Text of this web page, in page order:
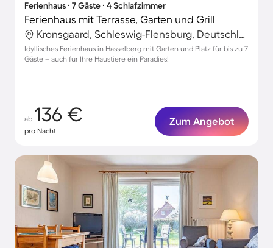
Ferienhaus ∙ 7 Gäste ∙ 4 Schlafzimmer
Ferienhaus mit Terrasse, Garten und Grill
Kronsgaard, Schleswig-Flensburg, Deutschland
Idyllisches Ferienhaus in Hasselberg mit Garten und Platz für bis zu 7
Gäste – auch für Ihre Haustiere ein Paradies!
ab 136 €
pro Nacht
Zum Angebot